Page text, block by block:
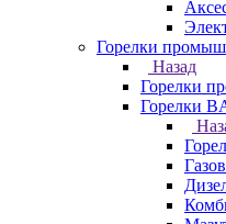
Горелки
Назад
Горелки
Горелки